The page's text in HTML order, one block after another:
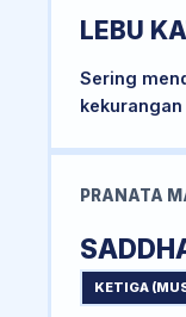
LEBU
Sering
PRANATA
KETIGA